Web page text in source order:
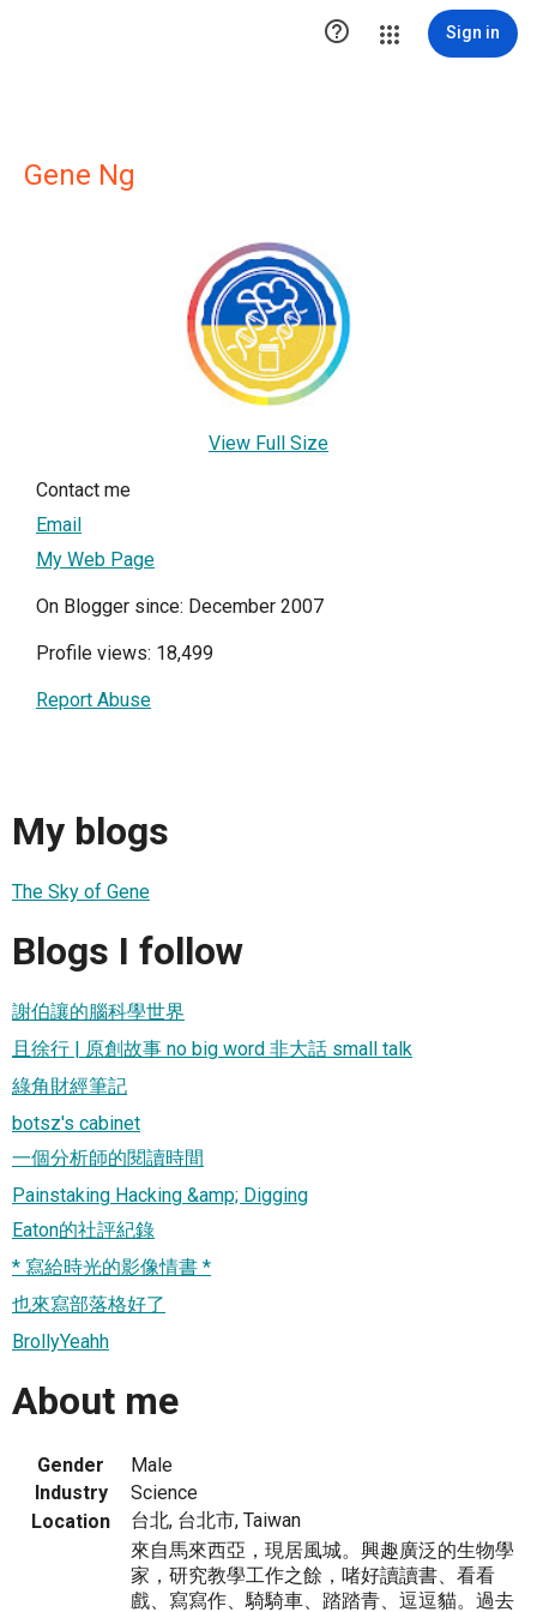
 Sign in
Gene Ng
View Full Size
Contact me
Email
My Web Page
On Blogger since: December 2007
Profile views: 18,499
Report Abuse
My blogs
The Sky of Gene
Blogs I follow
謝伯讓的腦科學世界
且徐行 | 原創故事 no big word 非大話 small talk
綠角財經筆記
botsz's cabinet
一個分析師的閱讀時間
Painstaking Hacking &amp; Digging
Eaton的社評紀錄
* 寫給時光的影像情書 *
也來寫部落格好了
BrollyYeahh
About me
Gender
Male
Industry
Science
Location
台北, 台北市, Taiwan
來自馬來西亞，現居風城。興趣廣泛的生物學
家，研究教學工作之餘，啫好讀讀書、看看
戲、寫寫作、騎騎車、踏踏青、逗逗貓。過去